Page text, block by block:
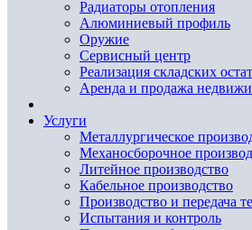
Радиаторы отопления
Алюминиевый профиль
Оружие
Сервисный центр
Реализация складских
Аренда и продажа
Услуги
Металлургическое
Механосборочное
Литейное производство
Кабельное производство
Производство и передача
Испытания и контроль